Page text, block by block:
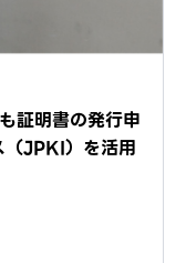
証明書の発行申
JPKI）を活用